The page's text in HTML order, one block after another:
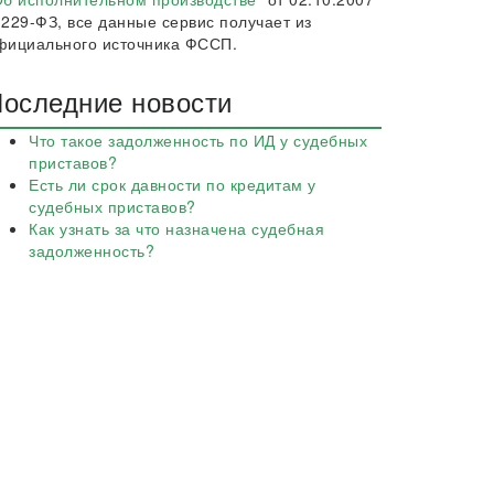
ФЗ, все данные сервис получает из
источника ФССП.
новости
Что такое задолженность по ИД у судебных
приставов?
Есть ли срок давности по кредитам у
судебных приставов?
Как узнать за что назначена судебная
задолженность?